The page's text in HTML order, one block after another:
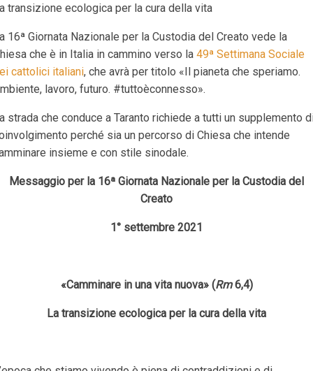
transizione ecologica per la cura della vita
16ª Giornata Nazionale per la Custodia del Creato vede la
che è in Italia in cammino verso la 49ª Settimana Sociale
cattolici italiani, che avrà per titolo «Il pianeta che speriamo.
lavoro, futuro. #tuttoèconnesso».
strada che conduce a Taranto richiede a tutti un supplemento
perché sia un percorso di Chiesa che intende
insieme e con stile sinodale.
Messaggio per la 16ª Giornata Nazionale per la Custodia del
Creato
1° settembre 2021
«Camminare in una vita nuova» (Rm6,4)
La transizione ecologica per la cura della vita